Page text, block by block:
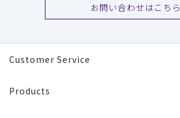
お問い合わせはこちら
Customer Service
Products